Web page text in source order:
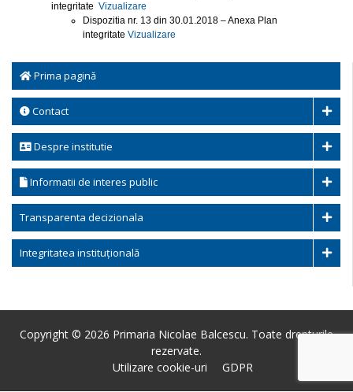
Prima pagină
Contact
Despre institutie
Informatii de interes public
Transparenta decizionala
Integritatea instituțională
integritate Vizualizare
Dispozitia nr. 13 din 30.01.2018 – Anexa Plan
integritate Vizualizare
Copyright © 2026 Primaria Nicolae Balcescu. Toate drepturile
rezervate.
Utilizare cookie-uri
GDPR